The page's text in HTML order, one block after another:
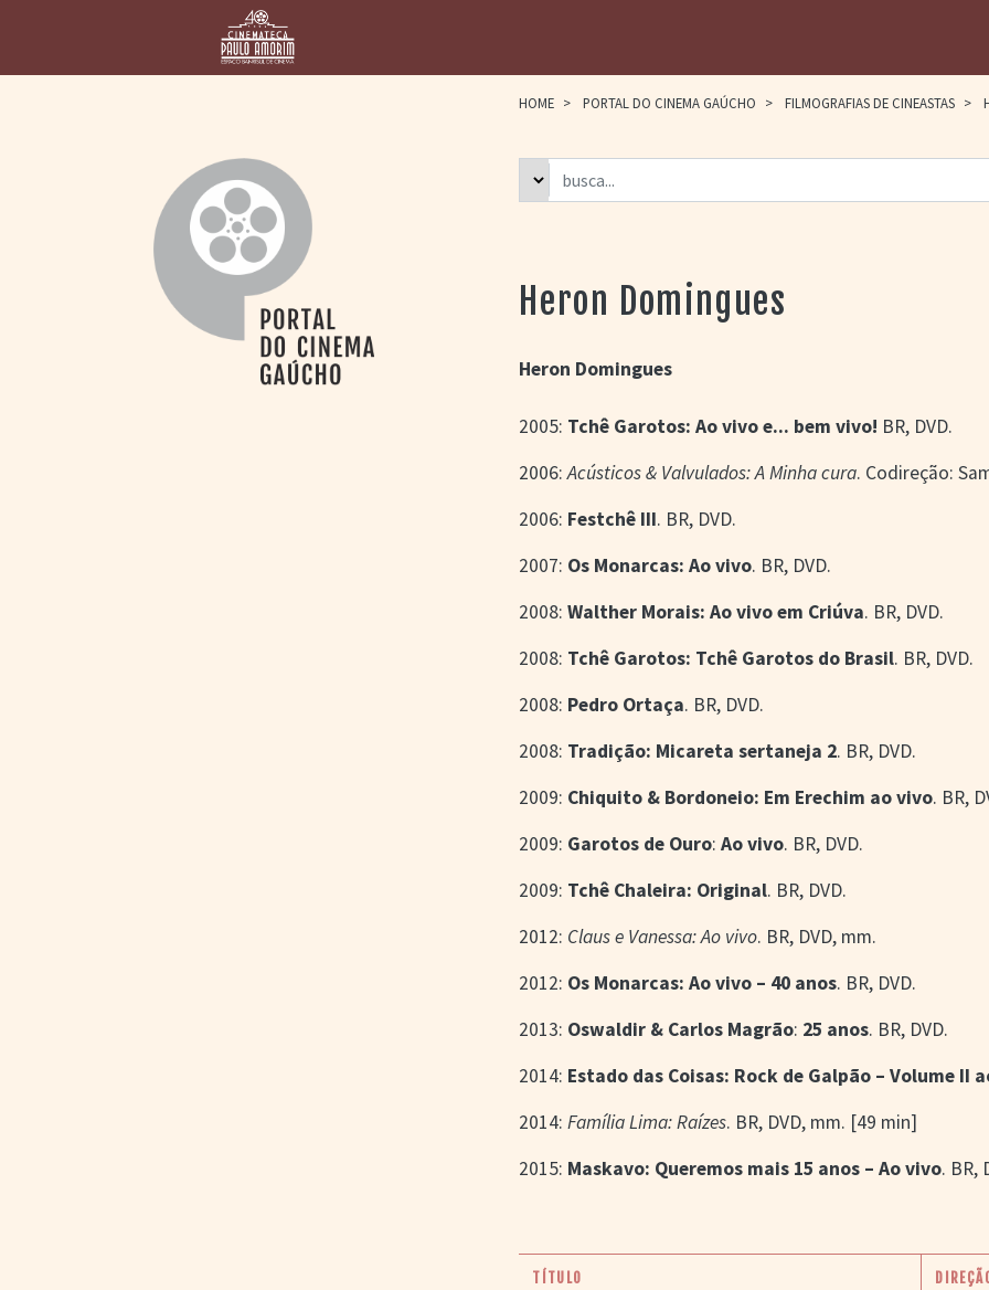
PAULO AMORIM
> HOMENAGEADOS
> ASSOCIAÇÃO DOS
> BIBLIOTECA
ROMEU GRIMALDI
HOME > PORTAL DO CINEMA GAÚCHO > FILMOGRAFIAS DE CINEASTAS >
Heron Domingues
Heron Domingues
2005: Tchê Garotos: Ao vivo e... bem vivo! BR, DVD.
2006:Acústicos & Valvulados: A Minha cura. Codireção:
2006: Festchê III. BR, DVD.
2007: Os Monarcas: Ao vivo. BR, DVD.
2008:Walther Morais: Ao vivo em Criúva. BR, DVD.
2008: Tchê Garotos: Tchê Garotos do Brasil. BR, DVD.
2008: Pedro Ortaça. BR, DVD.
2008: Tradição: Micareta sertaneja 2. BR, DVD.
2009: Chiquito & Bordoneio: Em Erechim ao vivo. BR,
2009: Garotos de Ouro:Ao vivo. BR, DVD.
2009: Tchê Chaleira: Original. BR, DVD.
2012: Claus e Vanessa: Ao vivo. BR, DVD, mm.
2012: Os Monarcas: Ao vivo – 40 anos. BR, DVD.
2013: Oswaldir & Carlos Magrão: 25 anos. BR, DVD.
2014: Estado das Coisas: Rock de Galpão – Volume II
2014:Família Lima: Raízes. BR, DVD, mm. [49 min]
2015: Maskavo: Queremos mais 15 anos – Ao vivo. BR,
TÍTULO